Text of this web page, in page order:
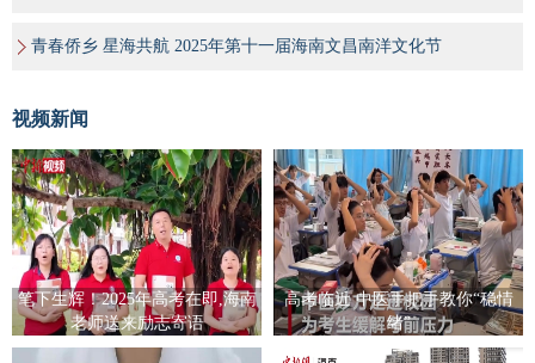
青春侨乡 星海共航 2025年第十一届海南文昌南洋文化节
视频新闻
笔下生辉！2025年高考在即,海南
老师送来励志寄语
高考临近 中医手把手教你“稳情
绪”